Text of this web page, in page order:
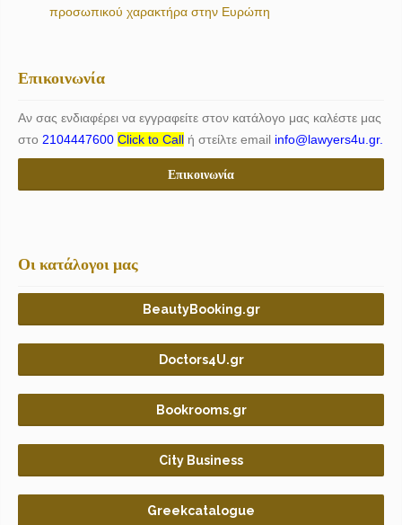
προσωπικού χαρακτήρα στην Ευρώπη
Επικοινωνία
Αν σας ενδιαφέρει να εγγραφείτε στον κατάλογο μας καλέστε μας
στο 2104447600 Click to Call ή στείλτε email info@lawyers4u.gr.
Επικοινωνία
Οι κατάλογοι μας
BeautyBooking.gr
Doctors4U.gr
Bookrooms.gr
City Business
Greekcatalogue